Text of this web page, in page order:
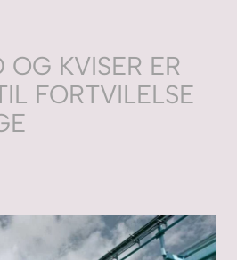
OG KVISER ER
FORTVILELSE